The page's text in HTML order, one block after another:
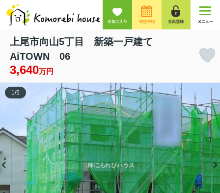
お気に入り 来店予約 会員登録 メニュー
上尾市向山5丁目 新築一戸建て
AiTOWN 06
3,640万円
1 /5